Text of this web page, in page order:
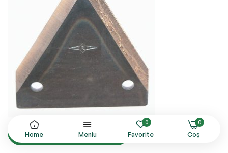
Adăugați in coș
Home Meniu
0
Favorite
0
Coș